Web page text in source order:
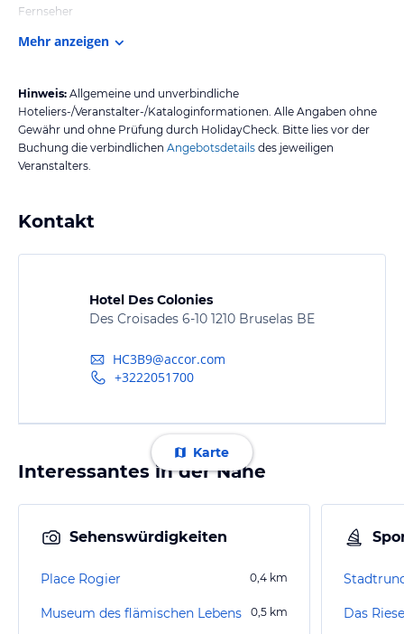
Fernseher
Mehr anzeigen
Hinweis: Allgemeine und unverbindliche
Hoteliers-/Veranstalter-/Kataloginformationen. Alle Angaben ohne
Gewähr und ohne Prüfung durch HolidayCheck. Bitte lies vor der
Buchung die verbindlichen Angebotsdetails des jeweiligen
Veranstalters.
Kontakt
Hotel Des Colonies
Des Croisades 6-10 1210 Bruselas BE
HC3B9@accor.com
+3222051700
Karte
Interessantes in der Nähe
Sehenswürdigkeiten
Place Rogier 0,4 km
Museum des flämischen Lebens 0,5 km Das